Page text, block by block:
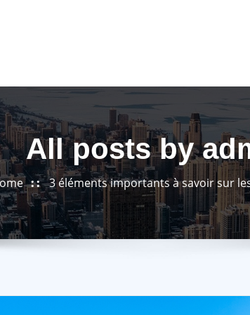
All posts by
3 éléments importants à savoir sur